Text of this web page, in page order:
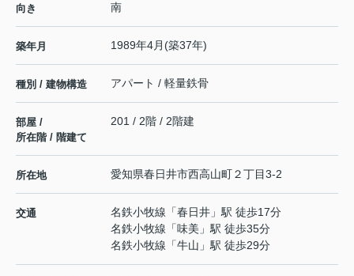
向き 南
築年月 1989年4月(築37年)
種別 / 建物構造 アパート / 軽量鉄骨
部屋 /
所在階 / 階建て
201 / 2階 / 2階建
所在地 愛知県春日井市西高山町２丁目3-2
交通 名鉄小牧線 「春日井 」駅 徒歩17分
名鉄小牧線 「味美 」駅 徒歩35分
名鉄小牧線 「牛山 」駅 徒歩29分